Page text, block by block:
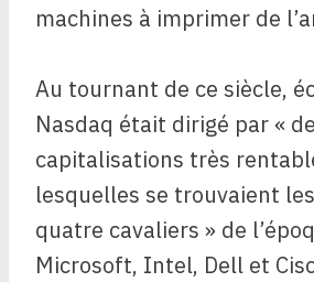
machines à imprimer de
Au tournant de ce siècle,
Nasdaq était dirigé par «
capitalisations très
lesquelles se trouvaient
quatre cavaliers » de
Microsoft, Intel, Dell et